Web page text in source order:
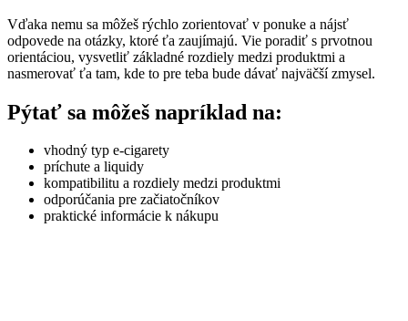
Vďaka nemu sa môžeš rýchlo zorientovať v ponuke a nájsť
odpovede na otázky, ktoré ťa zaujímajú. Vie poradiť s prvotnou
orientáciou, vysvetliť základné rozdiely medzi produktmi a
nasmerovať ťa tam, kde to pre teba bude dávať najväčší zmysel.
Pýtať sa môžeš napríklad na:
vhodný typ e-cigarety
príchute a liquidy
kompatibilitu a rozdiely medzi produktmi
odporúčania pre začiatočníkov
praktické informácie k nákupu